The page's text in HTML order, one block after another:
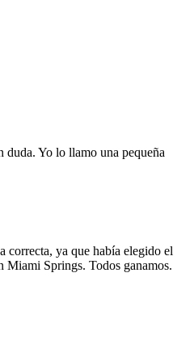
Yo lo llamo una pequeña
correcta, ya que había elegido el
Miami Springs. Todos ganamos.